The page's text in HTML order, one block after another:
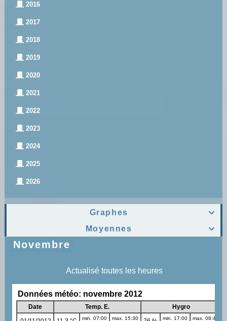
2016
2017
2018
2019
2020
2021
2022
2023
2024
2025
2026

Graphes

Moyennes
Novembre
Actualisé toutes les heures